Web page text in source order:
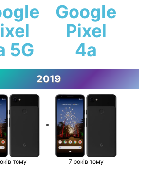
5G
Google
Pixel
4a
2019
тому 7 років тому